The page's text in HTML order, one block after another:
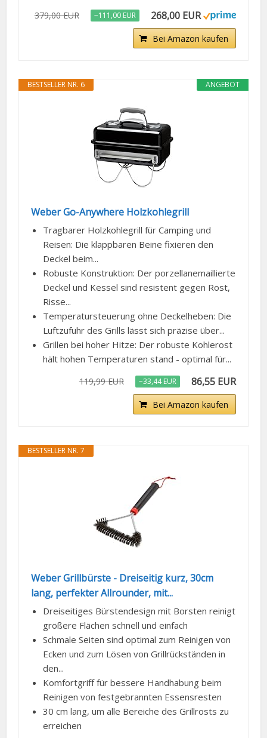
379,00 EUR −111,00 EUR 268,00 EUR
Bei Amazon kaufen
ANGEBOT
BESTSELLER NR. 6
Weber Go-Anywhere Holzkohlegrill
Tragbarer Holzkohlegrill für Camping und
Reisen: Die klappbaren Beine fixieren den
Deckel beim...
Robuste Konstruktion: Der porzellanemaillierte
Deckel und Kessel sind resistent gegen Rost,
Risse...
Temperatursteuerung ohne Deckelheben: Die
Luftzufuhr des Grills lässt sich präzise über...
Grillen bei hoher Hitze: Der robuste Kohlerost
hält hohen Temperaturen stand - optimal für...
119,99 EUR −33,44 EUR 86,55 EUR
Bei Amazon kaufen
BESTSELLER NR. 7
Weber Grillbürste - Dreiseitig kurz, 30cm
lang, perfekter Allrounder, mit...
Dreiseitiges Bürstendesign mit Borsten reinigt
größere Flächen schnell und einfach
Schmale Seiten sind optimal zum Reinigen von
Ecken und zum Lösen von Grillrückständen in
den...
Komfortgriff für bessere Handhabung beim
Reinigen von festgebrannten Essensresten
30 cm lang, um alle Bereiche des Grillrosts zu
erreichen